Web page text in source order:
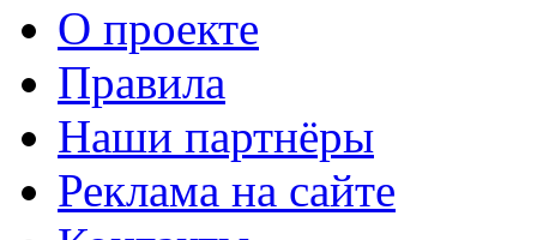
О проекте
Правила
Наши партнёры
Реклама на сайте